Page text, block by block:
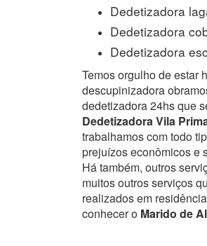
Dedetizadora
Dedetizadora
Dedetizadora
Temos orgulho de estar
descupinizadora
dedetizadora 24hs que
Dedetizadora Vila
trabalhamos com todo
prejuízos econômicos e
Há também, outros
muitos outros serviços
realizados em
conhecer o Marido de